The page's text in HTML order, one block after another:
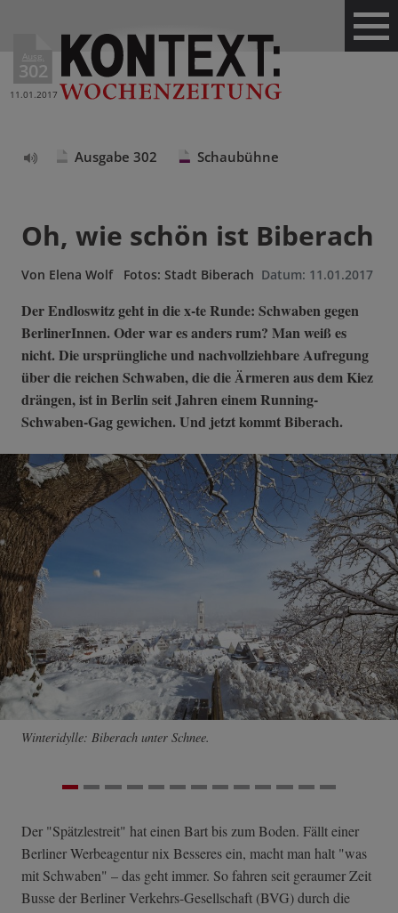
Ausg.
302
11.01.2017
Ausgabe 302 Schaubühne
Oh, wie schön ist Biberach
Von Elena Wolf Fotos: Stadt Biberach Datum: 11.01.2017
Der Endloswitz geht in die x-te Runde: Schwaben gegen
BerlinerInnen. Oder war es anders rum? Man weiß es
nicht. Die ursprüngliche und nachvollziehbare Aufregung
über die reichen Schwaben, die die Ärmeren aus dem Kiez
drängen, ist in Berlin seit Jahren einem Running-
Schwaben-Gag gewichen. Und jetzt kommt Biberach.
Winteridylle: Biberach unter Schnee.
Der "Spätzlestreit" hat einen Bart bis zum Boden. Fällt einer
Berliner Werbeagentur nix Besseres ein, macht man halt "was
mit Schwaben" – das geht immer. So fahren seit geraumer Zeit
Busse der Berliner Verkehrs-Gesellschaft (BVG) durch die